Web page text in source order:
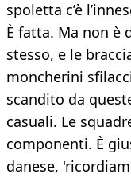
spoletta c’è
È fatta. Ma non è
stesso, e le
moncherini
scandito da
casuali. Le
componenti. È
danese,